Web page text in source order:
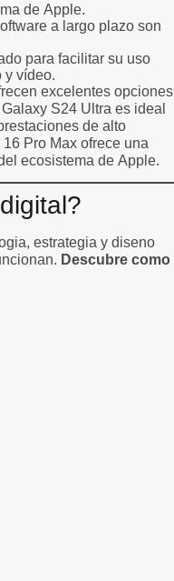
de Apple.
a largo plazo son
para facilitar su uso
y vídeo.
excelentes opciones
Galaxy S24 Ultra es ideal
de alto
16 Pro Max ofrece una
ecosistema de Apple.
estrategia y diseno
Descubre como